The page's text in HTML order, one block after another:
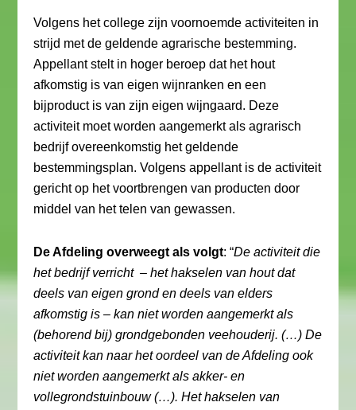
Volgens het college zijn voornoemde activiteiten in
strijd met de geldende agrarische bestemming.
Appellant stelt in hoger beroep dat het hout
afkomstig is van eigen wijnranken en een
bijproduct is van zijn eigen wijngaard. Deze
activiteit moet worden aangemerkt als agrarisch
bedrijf overeenkomstig het geldende
bestemmingsplan. Volgens appellant is de activiteit
gericht op het voortbrengen van producten door
middel van het telen van gewassen.
De Afdeling overweegt als volgt: “De activiteit die
het bedrijf verricht – het hakselen van hout dat
deels van eigen grond en deels van elders
afkomstig is – kan niet worden aangemerkt als
(behorend bij) grondgebonden veehouderij. (…) De
activiteit kan naar het oordeel van de Afdeling ook
niet worden aangemerkt als akker- en
vollegrondstuinbouw (…). Het hakselen van